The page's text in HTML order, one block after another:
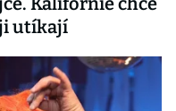
utíkají